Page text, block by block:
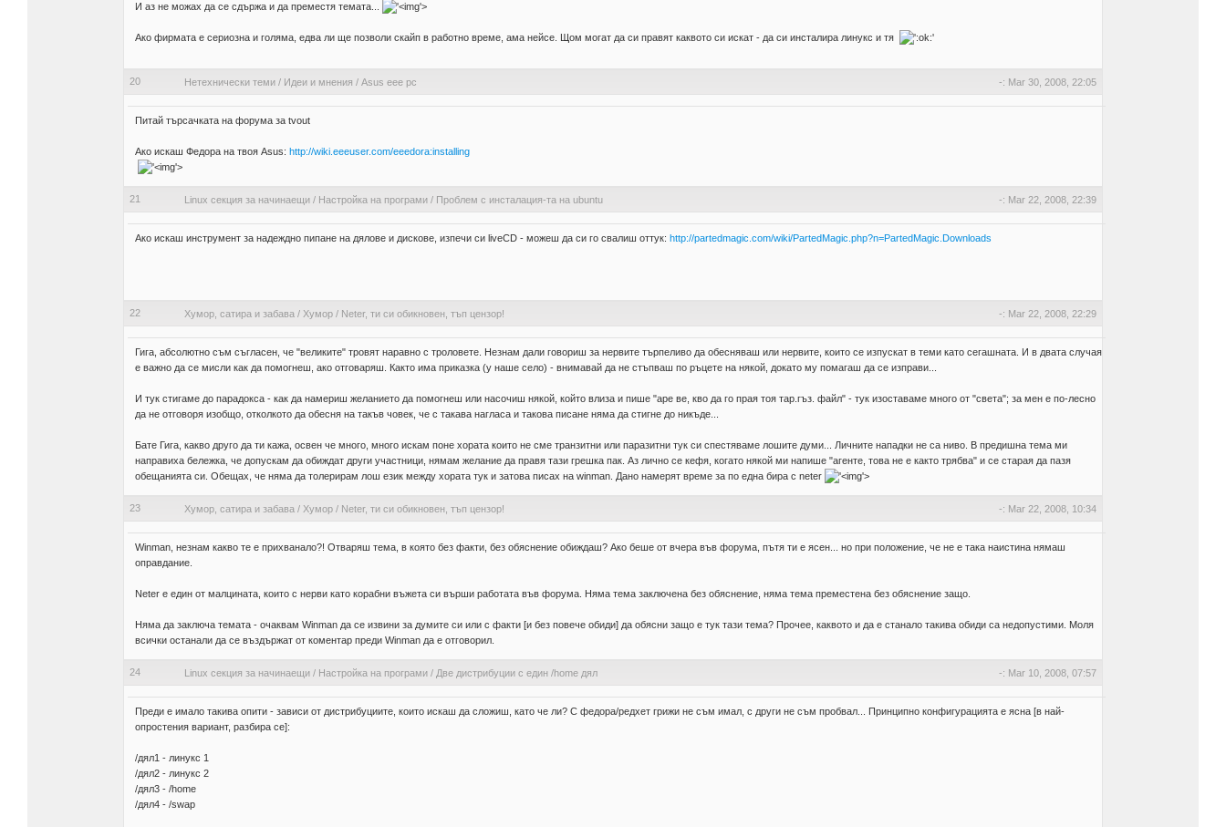
И аз не можах да се сдържа и да преместя темата... '>
Ако фирмата е сериозна и голяма, едва ли ще позволи скайп в работно време, ама нейсе. Щом могат да си правят каквото си искат - да си инсталира линукс и тя
20 Нетехнически теми / Идеи и мнения / Asus eee pc -: Mar 30, 2008, 22:05
Питай търсачката на форума за tvout
Ако искаш Федора на твоя Asus: http://wiki.eeeuser.com/eeedora:installing
'>
21 Linux секция за начинаещи / Настройка на програми / Проблем с инсталация-та на ubuntu -: Mar 22, 2008, 22:39
Ако искаш инструмент за надеждно пипане на дялове и дискове, изпечи си liveCD - можеш да си го свалиш оттук: http://partedmagic.com/wiki/PartedMagic.php?n=PartedMagic.Downloads
22 Хумор, сатира и забава / Хумор / Neter, ти си обикновен, тъп цензор! -: Mar 22, 2008, 22:29
Гига, абсолютно съм съгласен, че "великите" тровят наравно с троловете. Незнам дали говориш за нервите търпеливо да обесняваш или нервите, които се изпускат в теми като сегашната. И в двата случая
е важно да се мисли как да помогнеш, ако отговаряш. Както има приказка (у наше село) - внимавай да не стъпваш по ръцете на някой, докато му помагаш да се изправи...
И тук стигаме до парадокса - как да намериш желанието да помогнеш или насочиш някой, който влиза и пише "аре ве, кво да го прая тоя тар.гъз. файл" - тук изоставаме много от "света"; за мен е по-лесно
да не отговоря изобщо, отколкото да обесня на такъв човек, че с такава нагласа и такова писане няма да стигне до никъде...
Бате Гига, какво друго да ти кажа, освен че много, много искам поне хората които не сме транзитни или паразитни тук си спестяваме лошите думи... Личните нападки не са ниво. В предишна тема ми
направиха бележка, че допускам да обиждат други участници, нямам желание да правя тази грешка пак. Аз лично се кефя, когато някой ми напише "агенте, това не е както трябва" и се старая да пазя
обещанията си. Обещах, че няма да толерирам лош език между хората тук и затова писах на winman. Дано намерят време за по една бира с neter
'>
23 Хумор, сатира и забава / Хумор / Neter, ти си обикновен, тъп цензор! -: Mar 22, 2008, 10:34
Winman, незнам какво те е прихванало?! Отваряш тема, в която без факти, без обяснение обиждаш? Ако беше от вчера във форума, пътя ти е ясен... но при положение, че не е така наистина нямаш
оправдание.
Neter е един от малцината, които с нерви като корабни въжета си върши работата във форума. Няма тема заключена без обяснение, няма тема преместена без обяснение защо.
Няма да заключа темата - очаквам Winman да се извини за думите си или с факти [и без повече обиди] да обясни защо е тук тази тема? Прочее, каквото и да е станало такива обиди са недопустими. Моля
всички останали да се въздържат от коментар преди Winman да е отговорил.
24 Linux секция за начинаещи / Настройка на програми / Две дистрибуции с един /home дял -: Mar 10, 2008, 07:57
Преди е имало такива опити - зависи от дистрибуциите, които искаш да сложиш, като че ли? С федора/редхет грижи не съм имал, с други не съм пробвал... Принципно конфигурацията е ясна [в най-
опростения вариант, разбира се]:
/дял1 - линукс 1
/дял2 - линукс 2
/дял3 - /home
/дял4 - /swap